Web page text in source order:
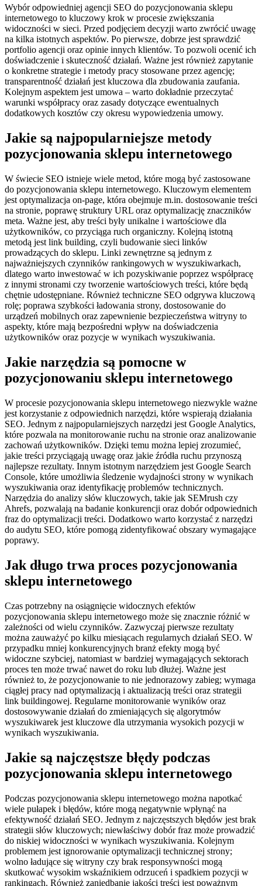
Wybór odpowiedniej agencji SEO do pozycjonowania sklepu
internetowego to kluczowy krok w procesie zwiększania
widoczności w sieci. Przed podjęciem decyzji warto zwrócić uwagę
na kilka istotnych aspektów. Po pierwsze, dobrze jest sprawdzić
portfolio agencji oraz opinie innych klientów. To pozwoli ocenić ich
doświadczenie i skuteczność działań. Ważne jest również zapytanie
o konkretne strategie i metody pracy stosowane przez agencję;
transparentność działań jest kluczowa dla zbudowania zaufania.
Kolejnym aspektem jest umowa – warto dokładnie przeczytać
warunki współpracy oraz zasady dotyczące ewentualnych
dodatkowych kosztów czy okresu wypowiedzenia umowy.
Jakie są najpopularniejsze metody
pozycjonowania sklepu internetowego
W świecie SEO istnieje wiele metod, które mogą być zastosowane
do pozycjonowania sklepu internetowego. Kluczowym elementem
jest optymalizacja on-page, która obejmuje m.in. dostosowanie treści
na stronie, poprawę struktury URL oraz optymalizację znaczników
meta. Ważne jest, aby treści były unikalne i wartościowe dla
użytkowników, co przyciąga ruch organiczny. Kolejną istotną
metodą jest link building, czyli budowanie sieci linków
prowadzących do sklepu. Linki zewnętrzne są jednym z
najważniejszych czynników rankingowych w wyszukiwarkach,
dlatego warto inwestować w ich pozyskiwanie poprzez współpracę
z innymi stronami czy tworzenie wartościowych treści, które będą
chętnie udostępniane. Również techniczne SEO odgrywa kluczową
rolę; poprawa szybkości ładowania strony, dostosowanie do
urządzeń mobilnych oraz zapewnienie bezpieczeństwa witryny to
aspekty, które mają bezpośredni wpływ na doświadczenia
użytkowników oraz pozycje w wynikach wyszukiwania.
Jakie narzędzia są pomocne w
pozycjonowaniu sklepu internetowego
W procesie pozycjonowania sklepu internetowego niezwykle ważne
jest korzystanie z odpowiednich narzędzi, które wspierają działania
SEO. Jednym z najpopularniejszych narzędzi jest Google Analytics,
które pozwala na monitorowanie ruchu na stronie oraz analizowanie
zachowań użytkowników. Dzięki temu można lepiej zrozumieć,
jakie treści przyciągają uwagę oraz jakie źródła ruchu przynoszą
najlepsze rezultaty. Innym istotnym narzędziem jest Google Search
Console, które umożliwia śledzenie wydajności strony w wynikach
wyszukiwania oraz identyfikację problemów technicznych.
Narzędzia do analizy słów kluczowych, takie jak SEMrush czy
Ahrefs, pozwalają na badanie konkurencji oraz dobór odpowiednich
fraz do optymalizacji treści. Dodatkowo warto korzystać z narzędzi
do audytu SEO, które pomogą zidentyfikować obszary wymagające
poprawy.
Jak długo trwa proces pozycjonowania
sklepu internetowego
Czas potrzebny na osiągnięcie widocznych efektów
pozycjonowania sklepu internetowego może się znacznie różnić w
zależności od wielu czynników. Zazwyczaj pierwsze rezultaty
można zauważyć po kilku miesiącach regularnych działań SEO. W
przypadku mniej konkurencyjnych branż efekty mogą być
widoczne szybciej, natomiast w bardziej wymagających sektorach
proces ten może trwać nawet do roku lub dłużej. Ważne jest
również to, że pozycjonowanie to nie jednorazowy zabieg; wymaga
ciągłej pracy nad optymalizacją i aktualizacją treści oraz strategii
link buildingowej. Regularne monitorowanie wyników oraz
dostosowywanie działań do zmieniających się algorytmów
wyszukiwarek jest kluczowe dla utrzymania wysokich pozycji w
wynikach wyszukiwania.
Jakie są najczęstsze błędy podczas
pozycjonowania sklepu internetowego
Podczas pozycjonowania sklepu internetowego można napotkać
wiele pułapek i błędów, które mogą negatywnie wpłynąć na
efektywność działań SEO. Jednym z najczęstszych błędów jest brak
strategii słów kluczowych; niewłaściwy dobór fraz może prowadzić
do niskiej widoczności w wynikach wyszukiwania. Kolejnym
problemem jest ignorowanie optymalizacji technicznej strony;
wolno ładujące się witryny czy brak responsywności mogą
skutkować wysokim wskaźnikiem odrzuceń i spadkiem pozycji w
rankingach. Również zaniedbanie jakości treści jest poważnym